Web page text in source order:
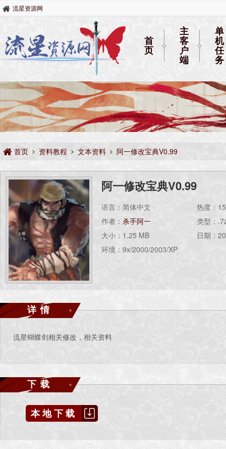
流星资源网
首
页
主
客
户
端
单
机
任
务
首页 资料教程 文本资料 阿一修改宝典V0.99
阿一修改宝典V0.99
语言：简体中文
作者： 杀手阿一
大小：1.25 MB
环境：9x/2000/2003/XP
热度：
类型：
日期：
详情
流星蝴蝶剑相关修改，相关资料
下载
本地下载